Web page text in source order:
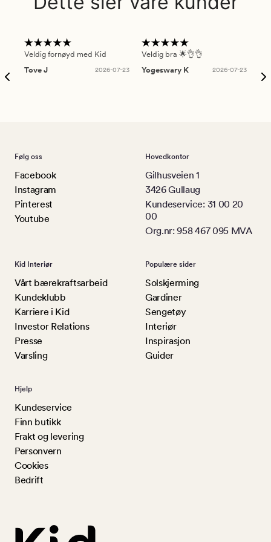
Veldig fornøyd med Kid
Tove J
2026-07-23
Veldig bra 🌟👌👌
Yogeswary K
2026-07-23
Følg oss
Facebook
Instagram
Pinterest
Youtube
Hovedkontor
Gilhusveien 1
3426 Gullaug
Kundeservice: 31 00 20
00
Org.nr: 958 467 095 MVA
Kid Interiør
Vårt bærekraftsarbeid
Kundeklubb
Karriere i Kid
Investor Relations
Presse
Varsling
Populære sider
Solskjerming
Gardiner
Sengetøy
Interiør
Inspirasjon
Guider
Hjelp
Kundeservice
Finn butikk
Frakt og levering
Personvern
Cookies
Bedrift